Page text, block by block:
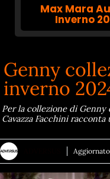
Max Mara
Inverno
Genny
inverno
Per la collezione di
Cavazza Facchini